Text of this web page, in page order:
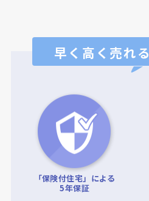
早く高く売れる
「保険付住宅」による
5年保証